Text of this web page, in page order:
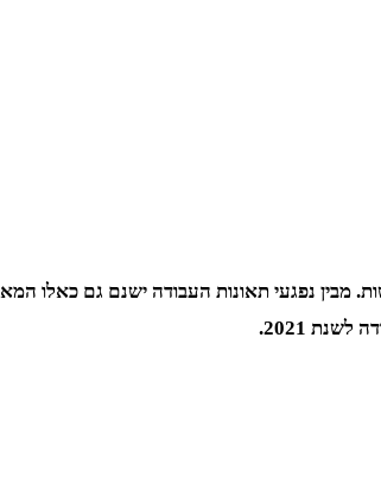
מבין נפגעי תאונות העבודה ישנם גם כאלו
2021.